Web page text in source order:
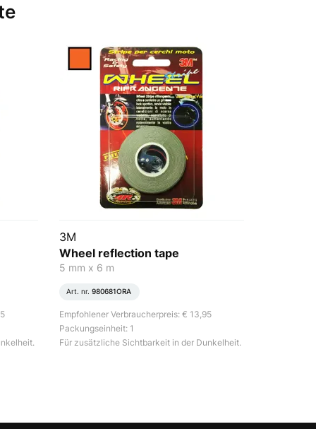
3M
Wheel reflection tape
5 mm x 6 m
Art. nr. 980681ORA
Empfohlener Verbraucherpreis: € 13,95
Packungseinheit: 1
Für zusätzliche Sichtbarkeit in der Dunkelheit.